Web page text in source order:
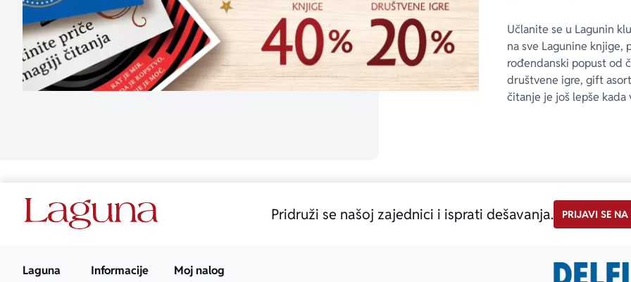
Učlanite se u Lagunin
na sve Lagunine knjige,
rođendanski popust od
društvene igre, gift
čitanje je još lepše kada
Pridruži se našoj zajednici i isprati dešavanja. PRIJAVI SE NA
Laguna
Informacije
Moj nalog